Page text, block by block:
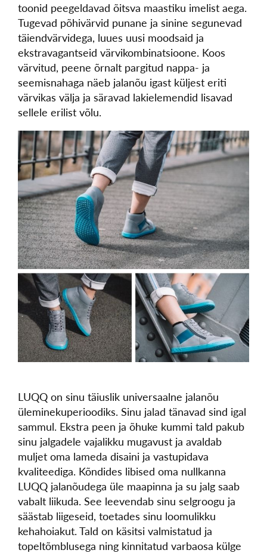
toonid peegeldavad õitsva maastiku imelist aega.
Tugevad põhivärvid punane ja sinine segunevad
täiendvärvidega, luues uusi moodsaid ja
ekstravagantseid värvikombinatsioone. Koos
värvitud, peene õrnalt pargitud nappa- ja
seemisnahaga näeb jalanõu igast küljest eriti
värvikas välja ja säravad lakielemendid lisavad
sellele erilist võlu.
LUQQ on sinu täiuslik universaalne jalanõu
üleminekuperioodiks. Sinu jalad tänavad sind igal
sammul. Ekstra peen ja õhuke kummi tald pakub
sinu jalgadele vajalikku mugavust ja avaldab
muljet oma lameda disaini ja vastupidava
kvaliteediga. Kõndides libised oma nullkanna
LUQQ jalanõudega üle maapinna ja su jalg saab
vabalt liikuda. See leevendab sinu selgroogu ja
säästab liigeseid, toetades sinu loomulikku
kehahoiakut. Tald on käsitsi valmistatud ja
topeltõmblusega ning kinnitatud varbaosa külge